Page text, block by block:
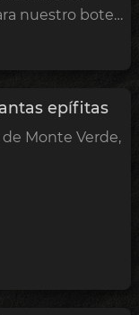
nuestro bote,
monos araña
cautela del
epífitas
Monte Verde,